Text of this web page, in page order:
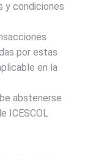
y condiciones
por estas
en la
abstenerse
ICESCOL